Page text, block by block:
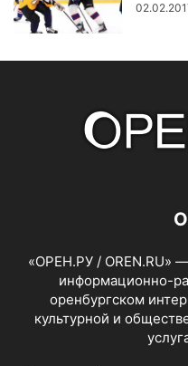
«ОРЕН.РУ / OREN.RU»
информационно-
оренбургском
культурной и